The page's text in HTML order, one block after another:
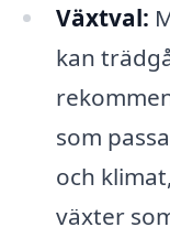
Växtval:
kan
som
och
växter